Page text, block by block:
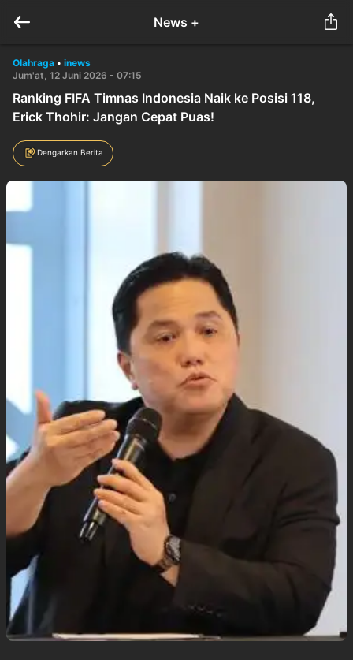
News +
Olahraga • inews
Jum'at, 12 Juni 2026 - 07:15
Ranking FIFA Timnas Indonesia Naik ke Posisi 118,
Erick Thohir: Jangan Cepat Puas!
Dengarkan Berita